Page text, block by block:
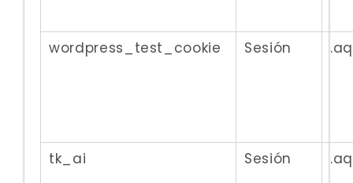
wordpress_test_cookie Sesión
tk_ai Sesión